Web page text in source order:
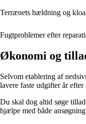
Terrænets hældning og
Fugtproblemer efter
Økonomi og
Selvom etablering af
lavere faste udgifter år efter
Du skal dog altid søge
hjælpe med både